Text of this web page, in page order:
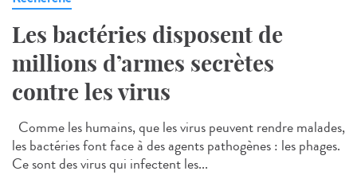
Les bactéries disposent de
millions d’armes secrètes
contre les virus
Comme les humains, que les virus peuvent rendre malades,
les bactéries font face à des agents pathogènes : les phages.
Ce sont des virus qui infectent les...